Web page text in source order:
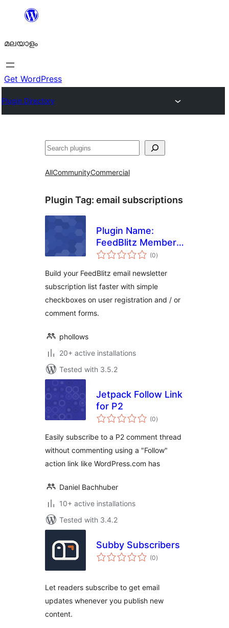
ഉള്ളടക്കത്തിലേക്ക്
മലയാളം
Get WordPress
Plugin Directory
തിരയുക
AllCommunityCommercial
Plugin Tag: email subscriptions
Plugin Name:
FeedBlitz Member
Mail
(0total
ratings
)
Build your FeedBlitz email newsletter
subscription list faster with simple
checkboxes on user registration and / or
comment forms.
phollows
20+ active installations
Tested with 3.5.2
Jetpack Follow Link
for P2
(0total
ratings
)
Easily subscribe to a P2 comment thread
without commenting using a "Follow"
action link like WordPress.com has
Daniel Bachhuber
10+ active installations
Tested with 3.4.2
Subby Subscribers
(0total
ratings
)
Let readers subscribe to get email
updates whenever you publish new
content.